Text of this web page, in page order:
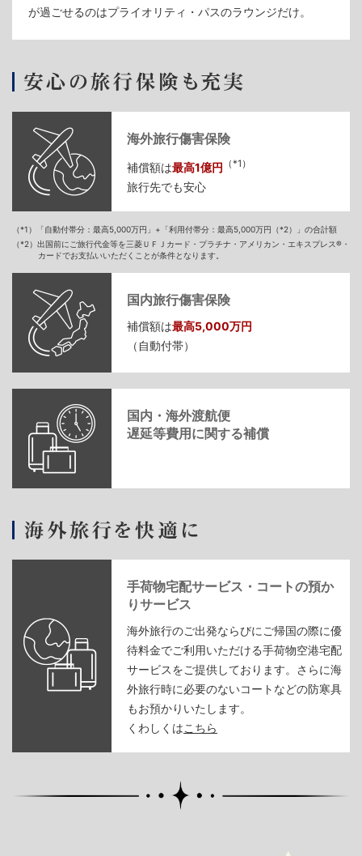
が過ごせるのはプライオリティ・パスのラウンジだけ。
海外旅行傷害保険
補償額は最高1億円 （*1）
旅行先でも安心
（*1）「自動付帯分：最高5,000万円」+「利用付帯分：最高5,000万円（*2）」の合計額
（*2）出国前にご旅行代金等を三菱ＵＦＪカード・プラチナ・アメリカン・エキスプレス®・
カードでお支払いいただくことが条件となります。
国内旅行傷害保険
補償額は最高5,000万円
（自動付帯）
国内・海外渡航便
遅延等費用に関する補償
手荷物宅配サービス・コートの預か
りサービス
海外旅行のご出発ならびにご帰国の際に優
待料金でご利用いただける手荷物空港宅配
サービスをご提供しております。さらに海
外旅行時に必要のないコートなどの防寒具
もお預かりいたします。
くわしくはこちら